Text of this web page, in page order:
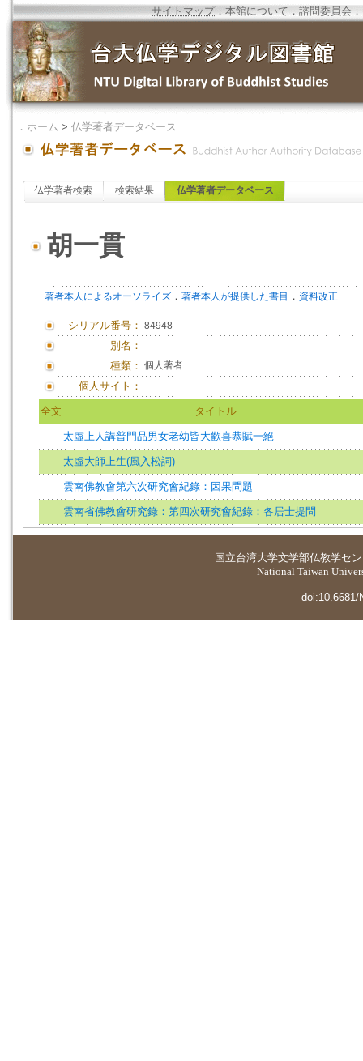
サイトマップ．本館について ．諮問委員会 ．
． ホーム > 仏学著者データベース
仏学著者検索 検索結果 仏学著者データベース
胡一貫
著者本人によるオーソライズ ． 著者本人が提供した書目 ． 資料改正
シリアル番号： 84948
別名：
種類： 個人著者
個人サイト：
全文 タイトル
太虛上人講普門品男女老幼皆大歡喜恭賦一絕
太虛大師上生(風入松詞)
雲南佛教會第六次研究會紀錄：因果問題
雲南省佛教會研究錄：第四次研究會紀錄：各居士提問
国立台湾大学文学部仏教学セ
National Taiwan
doi:10.6681/